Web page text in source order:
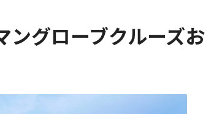
ングローブクルーズお